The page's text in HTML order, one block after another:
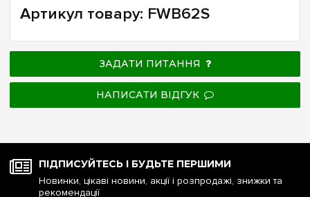
Артикул товару: FWB62S
ЗАДАТИ ПИТАННЯ
НАПИСАТИ ВІДГУК
ПІДПИСУЙТЕСЬ І БУДЬТЕ ПЕРШИМИ
Новинки, цікаві новини, акції і розпродажі, знижки та
рекомендації